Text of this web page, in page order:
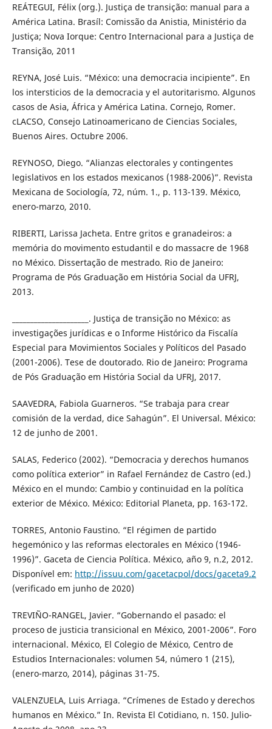
REÁTEGUI, Félix (org.). Justiça de transição: manual para a
América Latina. Brasíl: Comissão da Anistia, Ministério da
Justiça; Nova Iorque: Centro Internacional para a Justiça de
Transição, 2011
REYNA, José Luis. “México: una democracia incipiente”. En
los intersticios de la democracia y el autoritarismo. Algunos
casos de Asia, África y América Latina. Cornejo, Romer.
cLACSO, Consejo Latinoamericano de Ciencias Sociales,
Buenos Aires. Octubre 2006.
REYNOSO, Diego. “Alianzas electorales y contingentes
legislativos en los estados mexicanos (1988-2006)”. Revista
Mexicana de Sociología, 72, núm. 1., p. 113-139. México,
enero-marzo, 2010.
RIBERTI, Larissa Jacheta. Entre gritos e granadeiros: a
memória do movimento estudantil e do massacre de 1968
no México. Dissertação de mestrado. Rio de Janeiro:
Programa de Pós Graduação em História Social da UFRJ,
2013.
_____________________. Justiça de transição no México: as
investigações jurídicas e o Informe Histórico da Fiscalía
Especial para Movimientos Sociales y Políticos del Pasado
(2001-2006). Tese de doutorado. Rio de Janeiro: Programa
de Pós Graduação em História Social da UFRJ, 2017.
SAAVEDRA, Fabiola Guarneros. “Se trabaja para crear
comisión de la verdad, dice Sahagún”. El Universal. México:
12 de junho de 2001.
SALAS, Federico (2002). “Democracia y derechos humanos
como política exterior” in Rafael Fernández de Castro (ed.)
México en el mundo: Cambio y continuidad en la política
exterior de México. México: Editorial Planeta, pp. 163-172.
TORRES, Antonio Faustino. “El régimen de partido
hegemónico y las reformas electorales en México (1946-
1996)”. Gaceta de Ciencia Política. México, año 9, n.2, 2012.
Disponível em: http://issuu.com/gacetacpol/docs/gaceta9.2
(verificado em junho de 2020)
TREVIÑO-RANGEL, Javier. “Gobernando el pasado: el
proceso de justicia transicional en México, 2001-2006”. Foro
internacional. México, El Colegio de México, Centro de
Estudios Internacionales: volumen 54, número 1 (215),
(enero-marzo, 2014), páginas 31-75.
VALENZUELA, Luis Arriaga. “Crímenes de Estado y derechos
humanos en México.” In. Revista El Cotidiano, n. 150. Julio-